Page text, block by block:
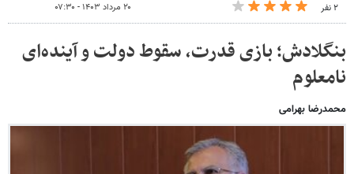
۲ نفر ۲۰ مرداد ۱۴۰۳ - ۰۷:۳۰
بنگلادش؛ بازی قدرت، سقوط دولت و آینده‌ای
نامعلوم
محمدرضا بهرامی